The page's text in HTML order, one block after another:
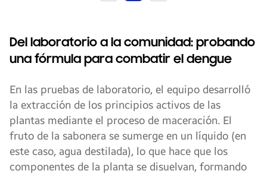
Del laboratorio a la comunidad: probando
una fórmula para combatir el dengue
En las pruebas de laboratorio, el equipo desarrolló
la extracción de los principios activos de las
plantas mediante el proceso de maceración. El
fruto de la sabonera se sumerge en un líquido (en
este caso, agua destilada), lo que hace que los
componentes de la planta se disuelvan, formando